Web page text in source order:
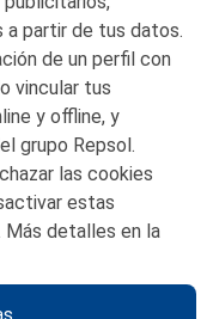
a partir de tus datos.
de un perfil con
vincular tus
y offline, y
grupo Repsol.
las cookies
estas
Más detalles en la